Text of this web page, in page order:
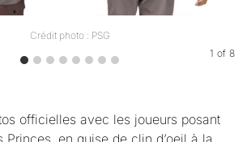
Crédit photo : PSG
1 of 8
officielles avec les joueurs posant
Princes, en guise de clin d’oeil à la